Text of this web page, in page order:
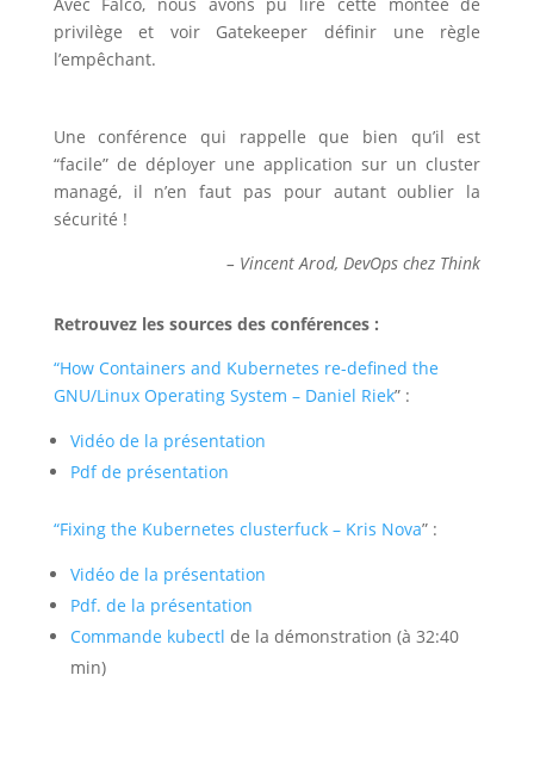
privilège et voir Gatekeeper définir une règle
l’empêchant.
Une conférence qui rappelle que bien qu’il est
“facile” de déployer une application sur un cluster
managé, il n’en faut pas pour autant oublier la
sécurité !
– Vincent Arod, DevOps chez Think
Retrouvez les sources des conférences :
“How Containers and Kubernetes re-defined the
GNU/Linux Operating System – Daniel Riek” :
Vidéo de la présentation
Pdf de présentation
“Fixing the Kubernetes clusterfuck – Kris Nova” :
Vidéo de la présentation
Pdf. de la présentation
Commande kubectl de la démonstration (à 32:40
min)